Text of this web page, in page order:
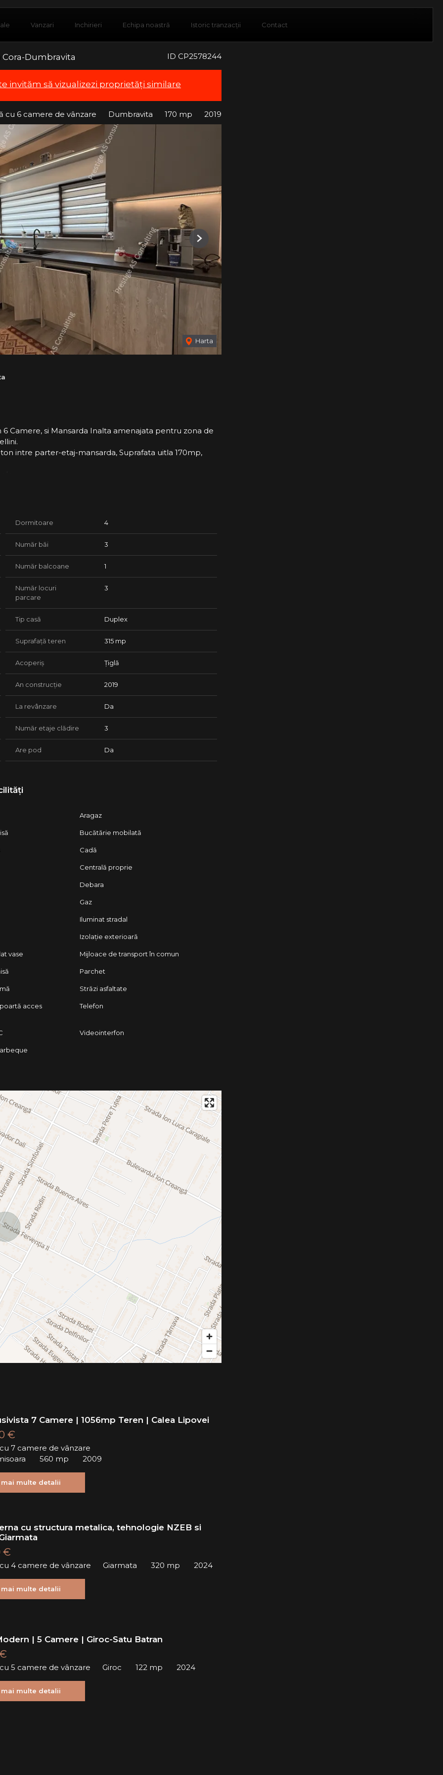
Vanzari Inchirieri Echipa noastră Istoric tranzacții Contact
ID CP2578244
Dumbravita
invităm să vizualizezi proprietăți similare
cu 6 camere de vânzare Dumbravita 170 mp 2019
Harta
Next
Camere, si Mansarda Inalta amenajata pentru zona de
intre parter-etaj-mansarda, Suprafata uitla 170mp,
cu masa de biliard, masa cu sase scaune si canapea.
apa Bluesoft, Termostat de ambient in fiecare
Alarma, Poarta acces auto actionata electric, sunt
din lemn cu invelitoare din tigla, Placa de beton
Dormitoare 4
Număr băi 3
Număr balcoane 1
Număr locuri
parcare
3
Tip casă Duplex
Suprafață teren 315 mp
Acoperiș Țiglă
An construcție 2019
La revânzare Da
Număr etaje clădire 3
Are pod Da
Aragaz
Bucătărie mobilată
Cadă
Centrală proprie
Debara
Gaz
Iluminat stradal
Izolație exterioară
vase Mijloace de transport în comun
Parchet
Străzi asfaltate
acces
Telefon
Videointerfon
7 Camere | 1056mp Teren | Calea Lipovei
€
cu 7 camere de vânzare
560 mp 2009
mai multe detalii
cu structura metalica, tehnologie NZEB si
€
cu 4 camere de vânzare Giarmata 320 mp 2024
mai multe detalii
| 5 Camere | Giroc-Satu Batran
cu 5 camere de vânzare Giroc 122 mp 2024
mai multe detalii